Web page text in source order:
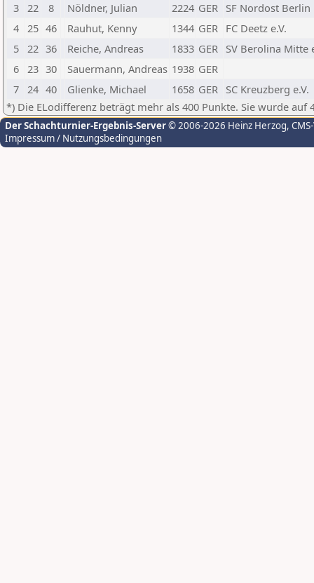
3
22 8 Nöldner, Julian 2224 GER SF Nordost Berlin
4
25 46 Rauhut, Kenny 1344 GER FC Deetz e.V.
5
22 36 Reiche, Andreas 1833 GER SV Berolina Mitte
6
23 30 Sauermann, Andreas 1938 GER
7
24 40 Glienke, Michael 1658 GER SC Kreuzberg e.V.
*) Die ELodifferenz beträgt mehr als 400 Punkte. Sie wurde auf
Der Schachturnier-Ergebnis-Server© 2006-2026 Heinz Herzog,
Impressum / Nutzungsbedingungen